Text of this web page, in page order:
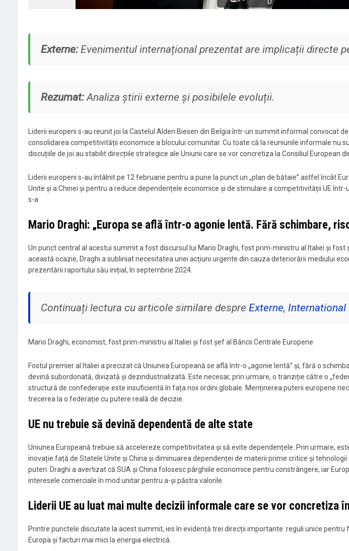
Externe:Evenimentul internațional prezentat are implicații directe
Rezumat:Analiza știrii externe și posibilele evoluții.
Liderii europeni s-au reunit joi la Castelul Alden Biesen din Belgia într-un summit informal convocat
consolidarea competitivității economice a blocului comunitar. Cu toate că la reuniunile informale nu
discuțiile de joi au stabilit direcțiile strategice ale Uniunii care se vor concretiza la Consiliul European
Liderii europeni s-au întâlnit pe 12 februarie pentru a pune la punct un „plan de bătaie” astfel încât
Unite și a Chinei și pentru a reduce dependențele economice și de stimulare a competitivității UE
s-a
Mario Draghi: „Europa se află într-o agonie lentă. Fără schimbare,
Un punct central al acestui summit a fost discursul lui Mario Draghi, fost prim-ministru al Italiei și fost
această ocazie, Draghi a subliniat necesitatea unei acțiuni urgente din cauza deteriorării mediului
prezentării raportului său inițial, în septembrie 2024.
Continuați lectura cu articole similare despre Externe, International
Mario Draghi, economist, fost prim-ministru al Italiei și fost șef al Băncii Centrale Europene
Fostul premier al Italiei a precizat că Uniunea Europeană se află într-o „agonie lentă” și, fără o
devină subordonată, divizată și dezindustrializată. Este necesar, prin urmare, o tranziție către o
structură de confederație este insuficientă în fața noii ordini globale. Menținerea puterii europene
trecerea la o federație cu putere reală de decizie.
UE nu trebuie să devină dependentă de alte state
Uniunea Europeană trebuie să accelereze competitivitatea și să evite dependențele. Prin urmare,
inovație față de Statele Unite și China și diminuarea dependenței de materii prime critice și
puteri. Draghi a avertizat că SUA și China folosesc pârghiile economice pentru constrângere, iar
interesele comerciale în mod unitar pentru a-și păstra valorile.
Liderii UE au luat mai multe decizii informale care se vor concretiza
Printre punctele discutate la acest summit, ies în evidență trei direcții importante: reguli unice pentru
Europa și facturi mai mici la energia electrică.